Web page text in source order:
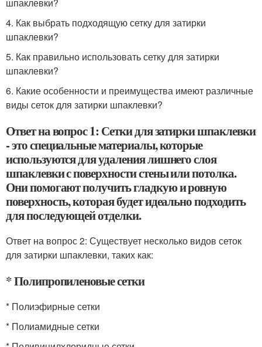
4. Как выбрать подходящую сетку для затирки
шпаклевки?
5. Как правильно использовать сетку для затирки
шпаклевки?
6. Какие особенности и преимущества имеют различные
виды сеток для затирки шпаклевки?
Ответ на вопрос 1: Сетки для затирки шпаклевки
- это специальные материалы, которые
используются для удаления лишнего слоя
шпаклевки с поверхности стены или потолка.
Они помогают получить гладкую и ровную
поверхность, которая будет идеально подходить
для последующей отделки.
Ответ на вопрос 2: Существует несколько видов сеток
для затирки шпаклевки, таких как:
* Полипропиленовые сетки
* Полиэфирные сетки
* Полиамидные сетки